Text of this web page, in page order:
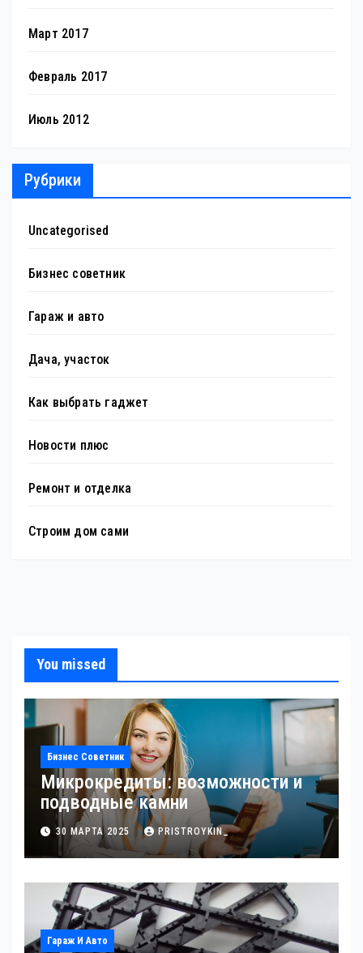
Март 2017
Февраль 2017
Июль 2012
Рубрики
Uncategorised
Бизнес советник
Гараж и авто
Дача, участок
Как выбрать гаджет
Новости плюс
Ремонт и отделка
Строим дом сами
You missed
Бизнес Советник
Микрокредиты: возможности и
подводные камни
30 МАРТА 2025 PRISTROYKIN_
Гараж И Авто